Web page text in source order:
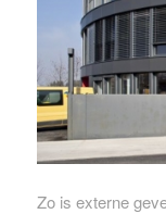
Zo is externe